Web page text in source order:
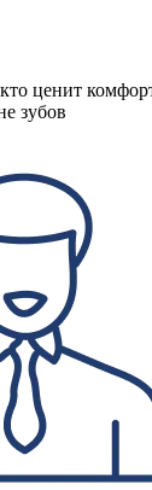
ценит
зубов